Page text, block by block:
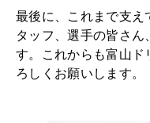
最後に、これまで支
タッフ、選手の皆さ
す。これからも富山ド
ろしくお願いします。